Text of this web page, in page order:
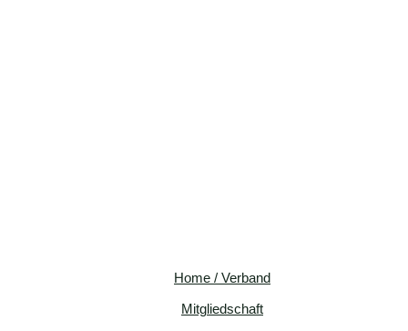
Home / Verband
Mitgliedschaft